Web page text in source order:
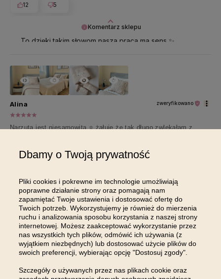
Komentarz sklepu
To dzięki takim słowom nasza praca ma sens ✨
12
5
Komentarz sklepu
Pani Alino, wprost nie możemy się nacieszyć takimi
Alina zweryfikowano
Narzuta jest niesamowita ⭐️ żałuję że tak długo zwlekałam z
wyobrażałam. Szczerze polecam takim niezdecydowanym jak ja
🤭 A dodatkowa gwiazdka za miły kontakt i pomoc z wybraniem
Opinia dotyczy podobnego produktu:NARZUTA NA ŁÓŻKO
MOLLY - KREMOWA 220x240
9/25/2024
12
0
Dbamy o Twoją prywatność
Pliki cookies i pokrewne im technologie umożliwiają
poprawne działanie strony oraz pomagają nam
zapamiętać Twoje ustawienia i dostosować ofertę do
Twoich potrzeb. Wykorzystujemy je również do mierzenia
ruchu i analizowania sposobu korzystania z naszej strony
internetowej. Możesz zaakceptować wykorzystanie przez
nas wszystkich tych plików, odmówić ich używania (z
wyjątkiem niezbędnych) lub dostosować użycie plików do
swoich preferencji, wybierając opcję "Dostosuj zgody".
Szczegóły o używanych przez nas plikach cookie oraz